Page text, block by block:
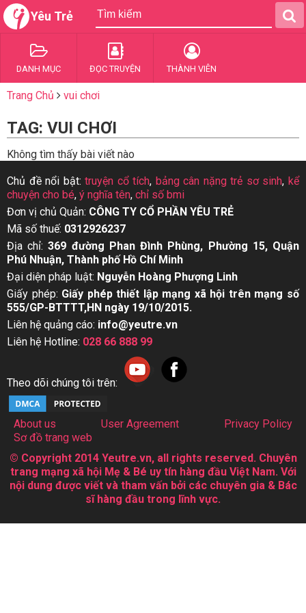
Yêu Trẻ
DANH MỤC ĐỌC TRUYỆN THÀNH VIÊN
Trang Chủ vui chơi
TAG: VUI CHƠI
Không tìm thấy bài viết nào
Chủ đề nổi bật:truyện cổ tích, bảng cân nặng trẻ sơ sinh,kể
chuyện cho bé, ý nghĩa tên, chỉ số bmi
Đơn vị chủ Quản: CÔNG TY CỔ PHẦN YÊU TRẺ
Mã số thuế: 0312926237
Địa chỉ:369 đường Phan Đình Phùng, Phường 15, Quận
Phú Nhuận, Thành phố Hồ Chí Minh
Đại diện pháp luật: Nguyễn Hoàng Phượng Linh
Giấy phép: Giấy phép thiết lập mạng xã hội trên mạng số
555/GP-BTTTT,HN ngày 19/10/2015.
Liên hệ quảng cáo: info@yeutre.vn
Liên hệ Hotline: 028 66 888 99
Theo dõi chúng tôi trên:
About us User Agreement
Privacy Policy
Sơ đồ trang web
© Copyright 2014 Yeutre.vn, all rights reserved. Chuyên
trang mạng xã hội Mẹ & Bé uy tín hàng đầu Việt Nam. Với
nội dung được viết và tham vấn bởi các chuyên gia & Bác
sĩ hàng đầu trong lĩnh vực.